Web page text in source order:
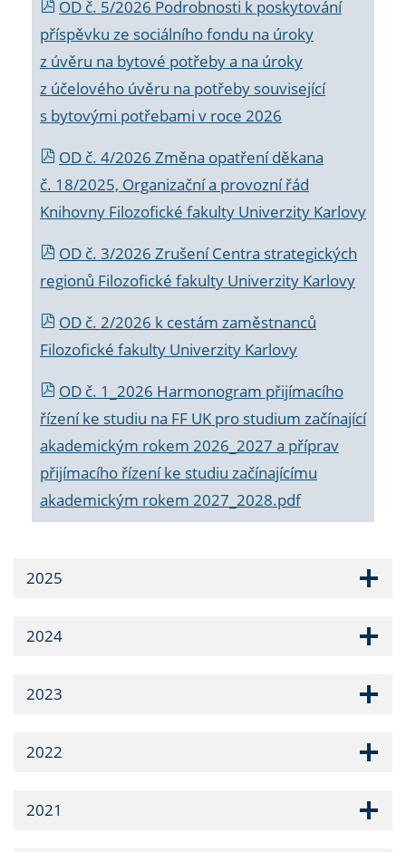
OD č. 5/2026 Podrobnosti k poskytování
příspěvku ze sociálního fondu na úroky
z úvěru na bytové potřeby a na úroky
z účelového úvěru na potřeby související
s bytovými potřebami v roce 2026
OD č. 4/2026 Změna opatření děkana
č. 18/2025, Organizační a provozní řád
Knihovny Filozofické fakulty Univerzity Karlovy
OD č. 3/2026 Zrušení Centra strategických
regionů Filozofické fakulty Univerzity Karlovy
OD č. 2/2026 k cestám zaměstnanců
Filozofické fakulty Univerzity Karlovy
OD č. 1_2026 Harmonogram přijímacího
řízení ke studiu na FF UK pro studium začínající
akademickým rokem 2026_2027 a příprav
přijímacího řízení ke studiu začínajícímu
akademickým rokem 2027_2028.pdf
2025
2024
2023
2022
2021